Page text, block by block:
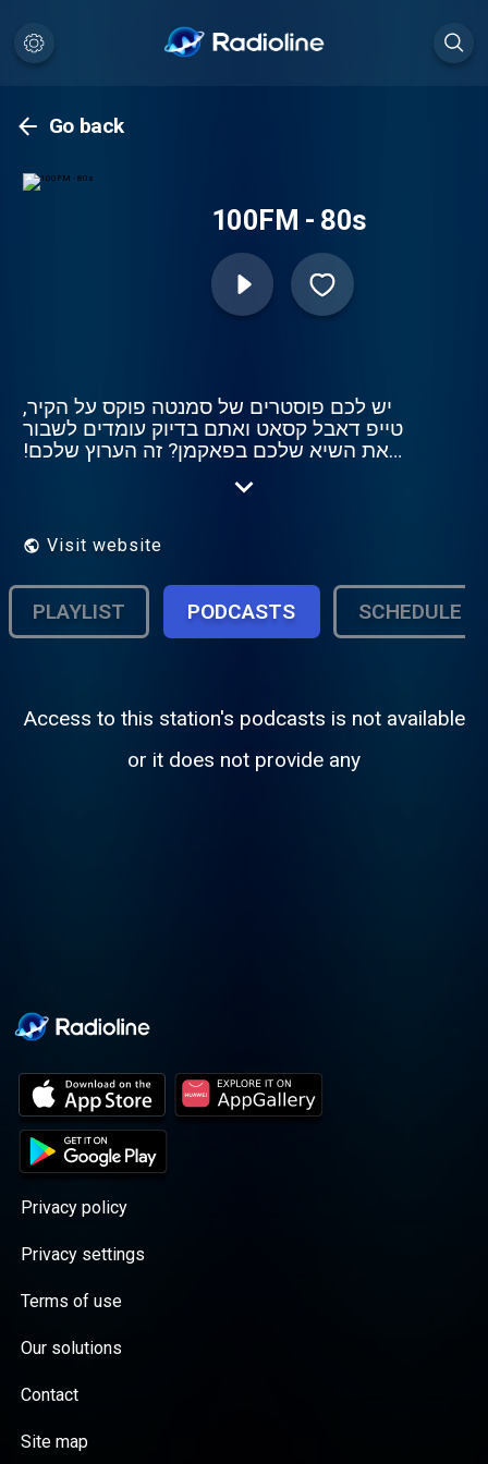
Go back
100FM - 80s
יש לכם פוסטרים של סמנטה פוקס על הקיר,
טייפ דאבל קסאט ואתם בדיוק עומדים לשבור
את השיא שלכם בפאקמן? זה הערוץ שלכם!
Visit website
PLAYLIST PODCASTS SCHEDULE
Access to this station's podcasts is not available
or it does not provide any
Privacy policy
Privacy settings
Terms of use
Our solutions
Contact
Site map